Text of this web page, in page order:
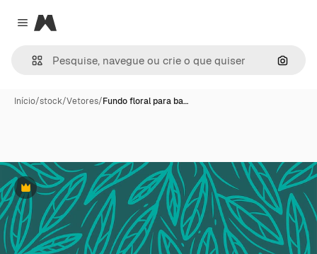
Close menu
Magnific
Início/stock/Vetores/Fundo floral para ba…
Premium